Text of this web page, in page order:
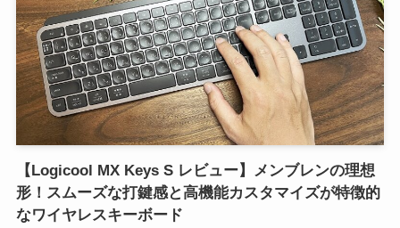
【Logicool MX Keys S レビュー】メンブレンの理想
形！スムーズな打鍵感と高機能カスタマイズが特徴的
なワイヤレスキーボード